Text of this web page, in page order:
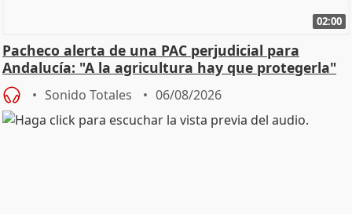
02:00
Pacheco alerta de una PAC perjudicial para
Andalucía: "A la agricultura hay que protegerla"
Sonido Totales 06/08/2026